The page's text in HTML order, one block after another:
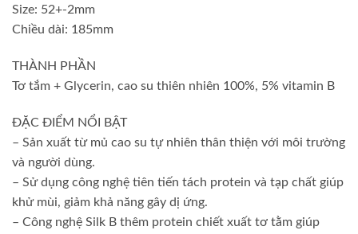
Size: 52+-2mm
Chiều dài: 185mm
THÀNH PHẦN
Tơ tắm + Glycerin, cao su thiên nhiên 100%, 5% vitamin B
ĐẶC ĐIỂM NỔI BẬT
– Sản xuất từ mủ cao su tự nhiên thân thiện với môi trường
và người dùng.
– Sử dụng công nghệ tiên tiến tách protein và tạp chất giúp
khử mùi, giảm khả năng gây dị ứng.
– Công nghệ Silk B thêm protein chiết xuất tơ tằm giúp